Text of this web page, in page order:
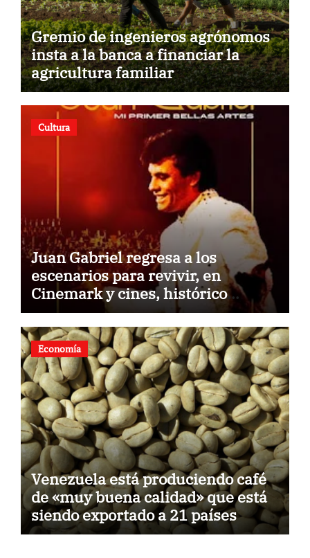
Gremio de ingenieros agrónomos
insta a la banca a financiar la
agricultura familiar
Cultura
Juan Gabriel regresa a los
escenarios para revivir, en
Cinemark y cines, histórico
concierto en Palacio de Bellas
Artes
Economía
Venezuela está produciendo café
de «muy buena calidad» que está
siendo exportado a 21 países